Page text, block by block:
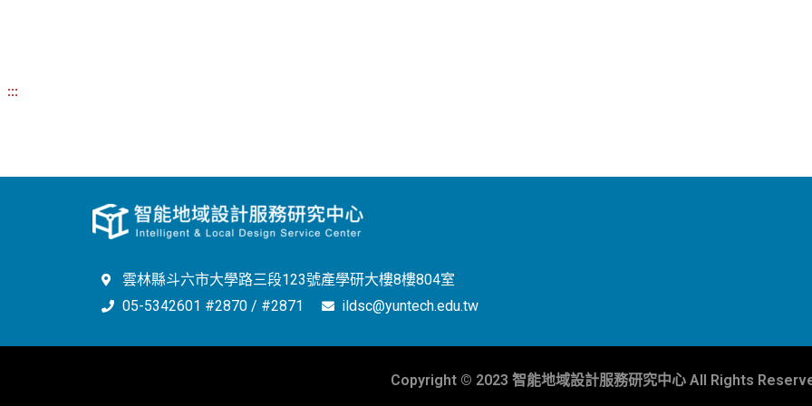
:::
雲林縣斗六市大學路三段123號產學研大樓8樓804室
05-5342601 #2870 / #2871
ildsc@yuntech.edu.tw
Copyright © 2023 智能地域設計服務研究中心 All Rights